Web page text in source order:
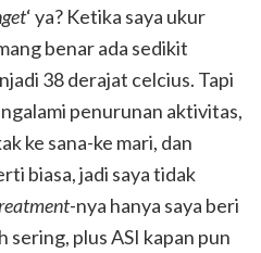
‘ ya? Ketika saya ukur
benar ada sedikit
38 derajat celcius. Tapi
penurunan aktivitas,
ke sana-ke mari, dan
biasa, jadi saya tidak
-nya hanya saya beri
sering, plus ASI kapan pun